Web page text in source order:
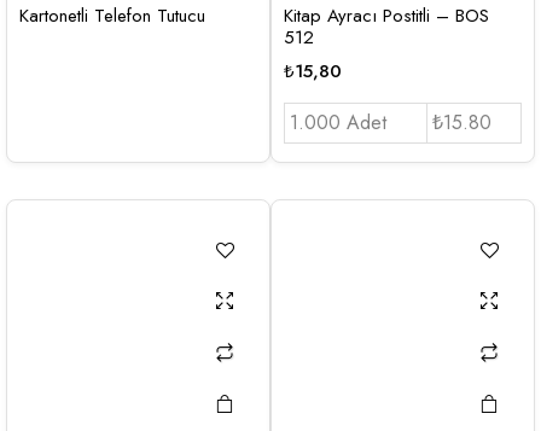
Kartonetli Telefon Tutucu
Kitap Ayracı Postitli – BOS
512
₺15,80
1.000 Adet ₺15.80